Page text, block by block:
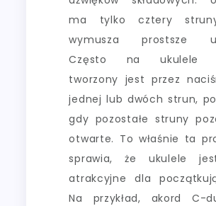
ma tylko cztery
wymusza prostsze
Często na ukulele
tworzony jest przez
jednej lub dwóch strun,
gdy pozostałe struny
otwarte. To właśnie ta
sprawia, że ukulele
atrakcyjne dla
Na przykład, akord C-